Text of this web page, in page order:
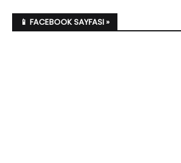
📱 FACEBOOK SAYFASI »